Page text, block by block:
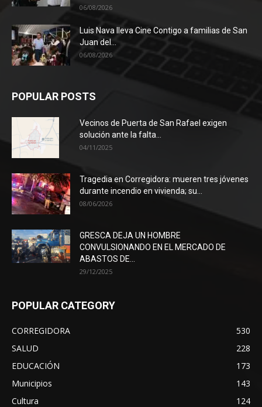
06/08/2026
Luis Nava lleva Cine Contigo a familias de San
Juan del...
06/08/2026
POPULAR POSTS
Vecinos de Puerta de San Rafael exigen
solución ante la falta...
04/11/2025
Tragedia en Corregidora: mueren tres jóvenes
durante incendio en vivienda; su...
08/06/2026
GRESCA DEJA UN HOMBRE
CONVULSIONANDO EN EL MERCADO DE
ABASTOS DE...
29/12/2025
POPULAR CATEGORY
CORREGIDORA
530
SALUD
228
EDUCACIÓN
173
Municipios
143
Cultura
124